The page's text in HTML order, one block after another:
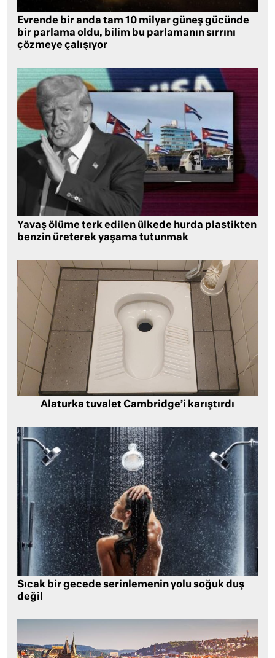
Evrende bir anda tam 10 milyar güneş gücünde
bir parlama oldu, bilim bu parlamanın sırrını
çözmeye çalışıyor
Yavaş ölüme terk edilen ülkede hurda plastikten
benzin üreterek yaşama tutunmak
Alaturka tuvalet Cambridge’i karıştırdı
Sıcak bir gecede serinlemenin yolu soğuk duş
değil